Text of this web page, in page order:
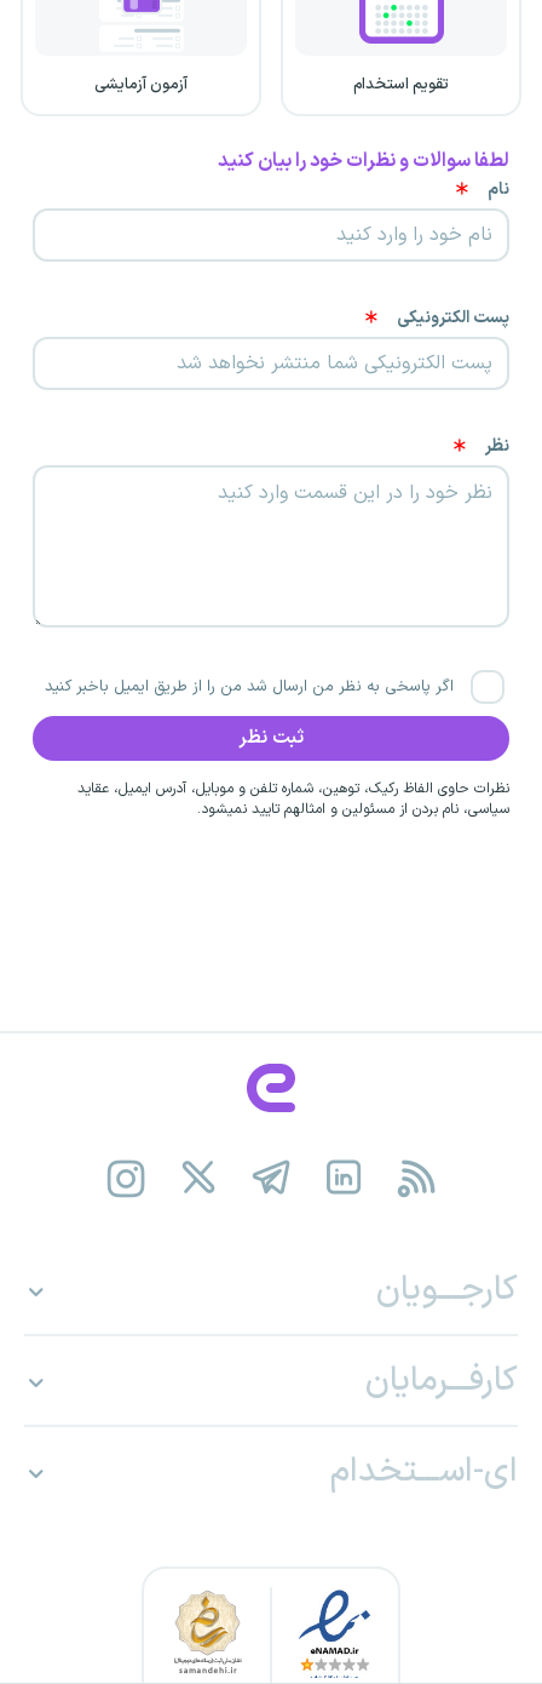
تقویم استخدام آزمون آزمایشی
لطفا سوالات و نظرات خود را بیان کنید
نام
پست الکترونیکی
نظر
اگر پاسخی به نظر من ارسال شد من را از طریق ایمیل باخبر کنید
نظرات حاوی الفاظ رکیک، توهین، شماره تلفن و موبایل، آدرس ایمیل، عقاید
سیاسی، نام بردن از مسئولین و امثالهم تایید نمیشود.
کارجـــویان
کارفـــرمایان
ای-اســـتخدام